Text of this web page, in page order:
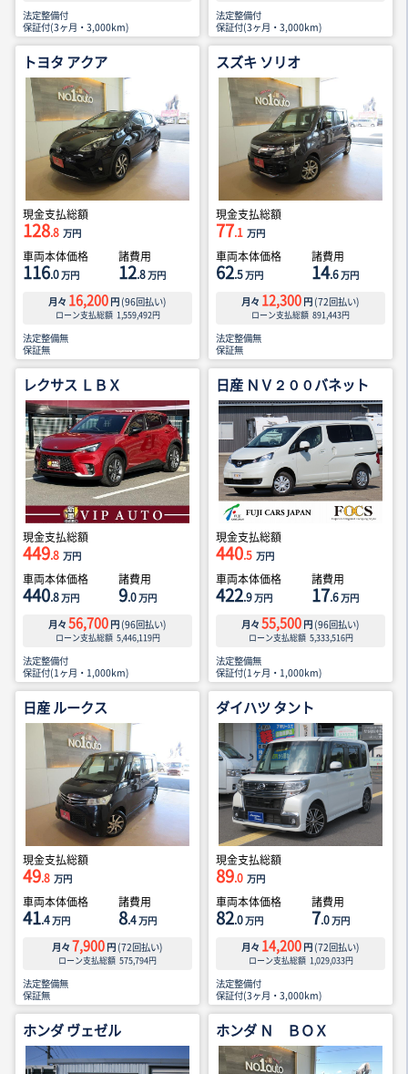
法定整備付
保証付(3ヶ月・3,000km)
法定整備付
保証付(3ヶ月・3,000km)
トヨタ アクア
現金支払総額
128.8 万円
車両本体価格
116.0万円
諸費用
12.8万円
月々 16,200 円 (96回払い)
ローン支払総額 1,559,492円
法定整備無
保証無
スズキ ソリオ
現金支払総額
77.1 万円
車両本体価格
62.5万円
諸費用
14.6万円
月々 12,300 円 (72回払い)
ローン支払総額 891,443円
法定整備無
保証無
レクサス ＬＢＸ
現金支払総額
449.8 万円
車両本体価格
440.8万円
諸費用
9.0万円
月々 56,700 円 (96回払い)
ローン支払総額 5,446,119円
法定整備付
保証付(1ヶ月・1,000km)
日産 ＮＶ２００バネット
現金支払総額
440.5 万円
車両本体価格
422.9万円
諸費用
17.6万円
月々 55,500 円 (96回払い)
ローン支払総額 5,333,516円
法定整備無
保証付(1ヶ月・1,000km)
日産 ルークス
現金支払総額
49.8 万円
車両本体価格
41.4万円
諸費用
8.4万円
月々 7,900 円 (72回払い)
ローン支払総額 575,794円
法定整備無
保証無
ダイハツ タント
現金支払総額
89.0 万円
車両本体価格
82.0万円
諸費用
7.0万円
月々 14,200 円 (72回払い)
ローン支払総額 1,029,033円
法定整備付
保証付(3ヶ月・3,000km)
ホンダ ヴェゼル ホンダ Ｎ ＢＯＸ